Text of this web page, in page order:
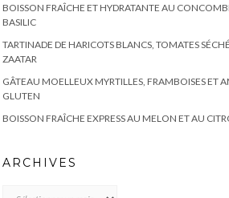
BOISSON FRAÎCHE ET HYDRATANTE AU
BASILIC
TARTINADE DE HARICOTS BLANCS, TOMATES
ZAATAR
GÂTEAU MOELLEUX MYRTILLES, FRAMBOISES ET
GLUTEN
BOISSON FRAÎCHE EXPRESS AU MELON ET AU
ARCHIVES